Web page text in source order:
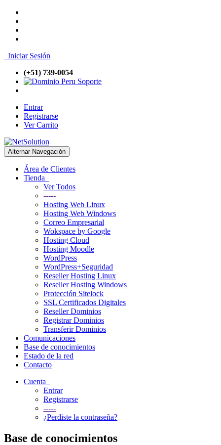
Iniciar Sesión
(+51) 739-0054
Soporte
Entrar
Registrarse
Ver Carrito
Alternar Navegación
Área de Clientes
Tienda
Ver Todos
-----
Hosting Web Linux
Hosting Web Windows
Correo Empresarial
Wokspace by Google
Hosting Cloud
Hosting Moodle
WordPress
WordPress+Seguridad
Reseller Hosting Linux
Reseller Hosting Windows
Protección Sitelock
SSL Certificados Digitales
Reseller Dominios
Registrar Dominios
Transferir Dominios
Comunicaciones
Base de conocimientos
Estado de la red
Contacto
Cuenta
Entrar
Registrarse
-----
¿Perdiste la contraseña?
Base de conocimientos